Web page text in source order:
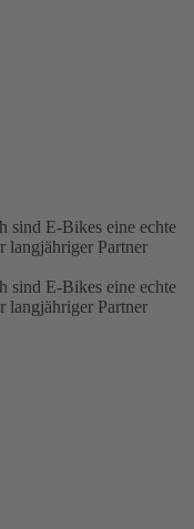
sind E-Bikes eine echte
langjähriger Partner
sind E-Bikes eine echte
langjähriger Partner